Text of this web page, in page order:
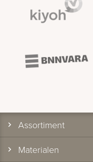
Assortiment
Materialen